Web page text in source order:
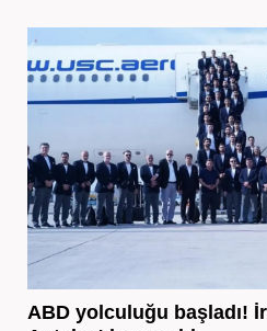
ABD yolculuğu başladı!